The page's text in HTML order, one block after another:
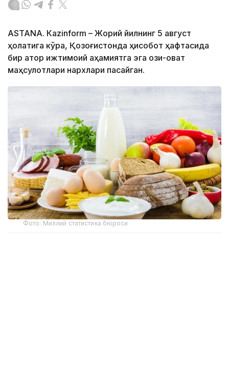
ASTANА. Кazinform – Жорий йилнинг 5 август
ҳолатига кўра, Қозоғистонда ҳисобот ҳафтасида
бир қатор ижтимоий аҳамиятга эга озиқ-овқат
маҳсулотлари нархлари пасайган.
Фото: Миллий статистика бюроси